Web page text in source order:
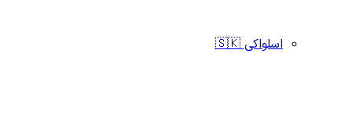
اسلواکی 🇸🇰